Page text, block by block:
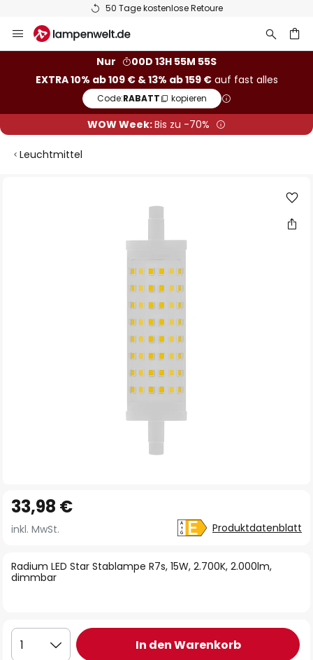
50 Tage kostenlose Retoure
Inhalt
Nur
00D 13H 55M 54S
EXTRA 10% ab 109 € & 13% ab 159 €auf fast alles
Code:RABATT kopieren
WOW Week:Bis zu -70%
Leuchtmittel
Anfang
der
springen
Radium LED Star Stablampe R7s, 15W, 2.700K, 2.000lm,
dimmbar
33,98 €
inkl. MwSt. Produktdatenblatt
1 In den Warenkorb